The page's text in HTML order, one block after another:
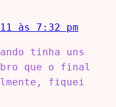
às 7:32 pm
tinha uns
que o final
fiquei